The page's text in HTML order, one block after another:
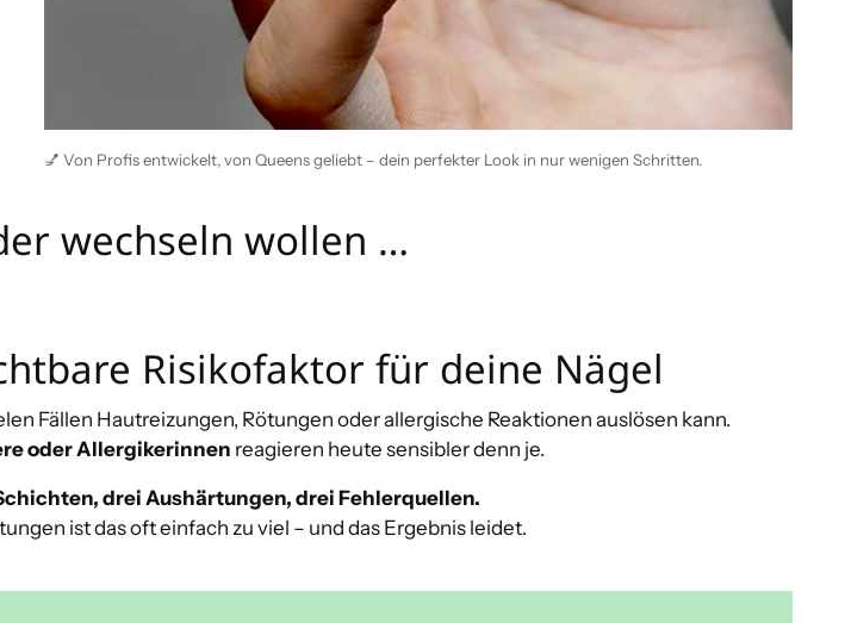
💅 Von Profis entwickelt, von Queens geliebt – dein perfekter Look in nur wenigen Schritten.
wechseln wollen …
Risikofaktor für deine Nägel
Fällen Hautreizungen, Rötungen oder allergische Reaktionen auslösen kann.
oder Allergikerinnen reagieren heute sensibler denn je.
drei Aushärtungen, drei Fehlerquellen.
ist das oft einfach zu viel – und das Ergebnis leidet.